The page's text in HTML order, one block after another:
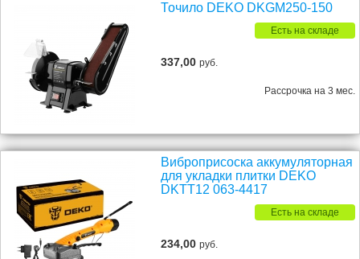
Точило DEKO DKGM250-150
Есть на складе
337,00руб.
Рассрочка на 3 мес.
Виброприсоска аккумуляторная
для укладки плитки DEKO
DKTT12 063-4417
Есть на складе
234,00руб.